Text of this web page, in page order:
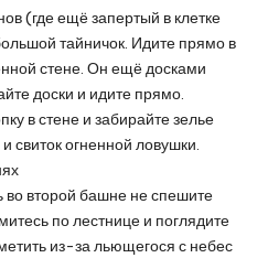
(где ещё запертый в клетке
тайничок. Идите прямо в
стене. Он ещё досками
доски и идите прямо.
в стене и забирайте зелье
свиток огненной ловушки.
во второй башне не спешите
по лестнице и поглядите
из-за льющегося с небес